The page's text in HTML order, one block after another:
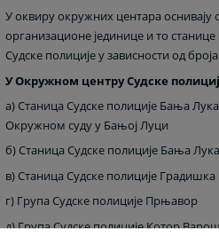
У оквиру окружних центара
организационе јединице и то
Судске полиције у зависности од
У Окружном центру Судске
а) Станица Судске полиције Бања
Окружном суду у Бањој Луци
б) Станица Судске полиције Бања
в) Станица Судске полиције Градишка
г) Група Судске полиције Прњавор
д) Група Судске полиције Котор